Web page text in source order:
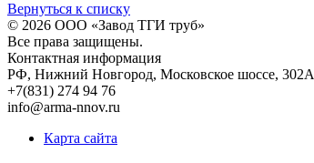
Вернуться к списку
© 2026 ООО «Завод ТГИ труб»
Все права защищены.
Контактная информация
РФ, Нижний Новгород, Московское шоссе, 302А
+7(831) 274 94 76
info@arma-nnov.ru
Карта сайта